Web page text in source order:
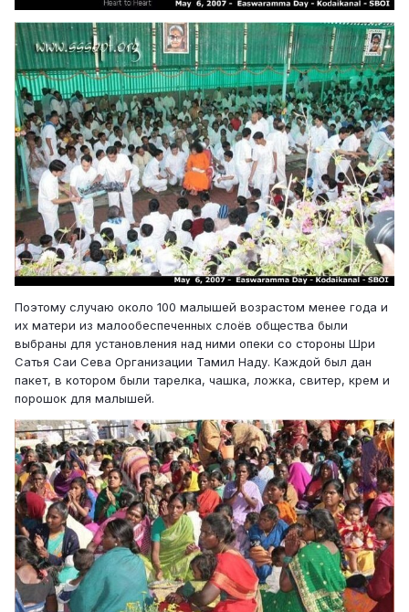
Поэтому случаю около 100 малышей возрастом менее года и
их матери из малообеспеченных слоёв общества были
выбраны для установления над ними опеки со стороны Шри
Сатья Саи Сева Организации Тамил Наду. Каждой был дан
пакет, в котором были тарелка, чашка, ложка, свитер, крем и
порошок для малышей.